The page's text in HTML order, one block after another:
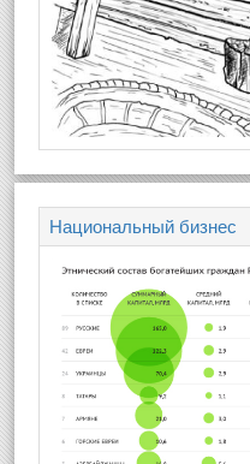
Национальный бизнес